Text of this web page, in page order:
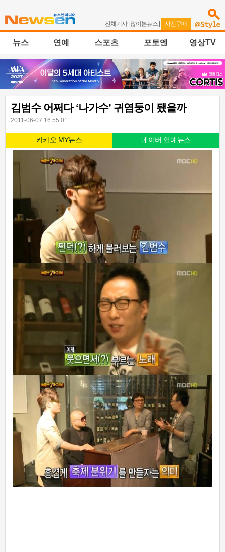
전체기사| 많이본뉴스 | 사진구매
뉴스 연예 스포츠 포토엔 영상TV
김범수 어쩌다 ‘나가수’ 귀염둥이 됐을까
2011-06-07 16:55:01
카카오 MY뉴스 네이버 연예뉴스